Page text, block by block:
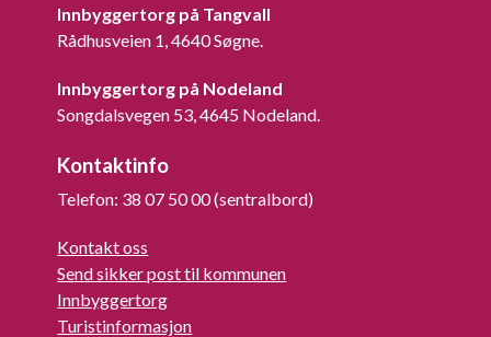
Innbyggertorg på Tangvall
Rådhusveien 1, 4640 Søgne.
Innbyggertorg på Nodeland
Songdalsvegen 53, 4645 Nodeland.
Kontaktinfo
Telefon: 38 07 50 00 (sentralbord)
Kontakt oss
Send sikker post til kommunen
Innbyggertorg
Turistinformasjon